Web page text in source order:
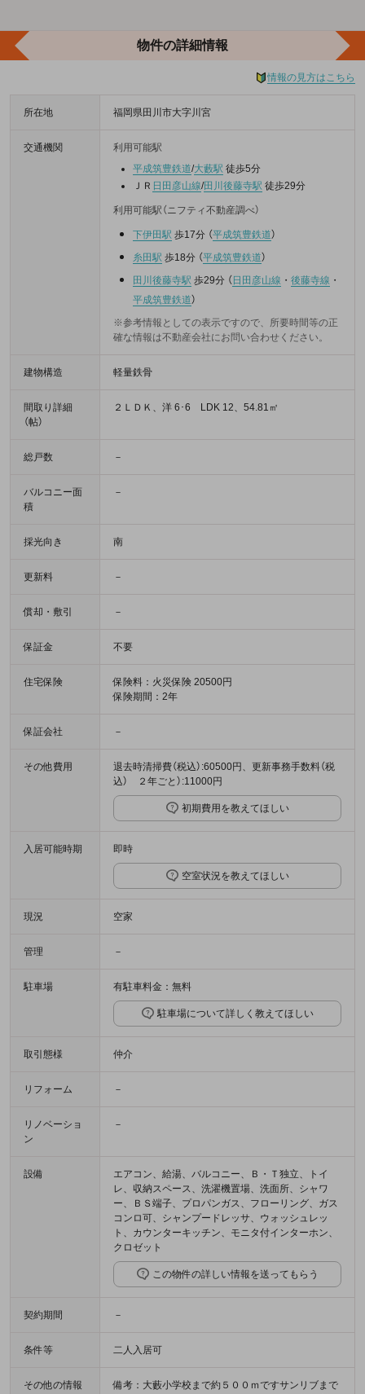
物件の詳細情報
情報の見方はこちら
所在地 福岡県田川市大字川宮
交通機関
利用可能駅
平成筑豊鉄道/大藪駅 徒歩5分
ＪＲ 日田彦山線/田川後藤寺駅 徒歩29分
利用可能駅（ニフティ不動産調べ）
下伊田駅 歩17分 （平成筑豊鉄道）
糸田駅 歩18分 （平成筑豊鉄道）
田川後藤寺駅 歩29分 （日田彦山線 ・ 後藤寺線 ・
平成筑豊鉄道）
※参考情報としての表示ですので、所要時間等の正
確な情報は不動産会社にお問い合わせください。
建物構造 軽量鉄骨
間取り詳細
（帖）
２ＬＤＫ、洋 6･6 LDK 12、54.81㎡
総戸数 －
バルコニー面
積
－
採光向き 南
更新料 －
償却・敷引 －
保証金 不要
住宅保険
保険料：火災保険 20500円
保険期間：2年
保証会社 －
その他費用
退去時清掃費（税込）:60500円、更新事務手数料（税
込） ２年ごと）:11000円
初期費用を教えてほしい
入居可能時期 即時
空室状況を教えてほしい
現況 空家
管理 －
駐車場 有駐車料金：無料
駐車場について詳しく教えてほしい
取引態様 仲介
リフォーム －
リノベーショ
ン
－
設備
エアコン、給湯、バルコニー、Ｂ・Ｔ独立、トイ
レ、収納スペース、洗濯機置場、洗面所、シャワ
ー、ＢＳ端子、プロパンガス、フローリング、ガス
コンロ可、シャンプードレッサ、ウォッシュレッ
ト、カウンターキッチン、モニタ付インターホン、
クロゼット
この物件の詳しい情報を送ってもらう
契約期間 －
条件等 二人入居可
その他の情報
備考：大藪小学校まで約５００ｍですサンリブまで